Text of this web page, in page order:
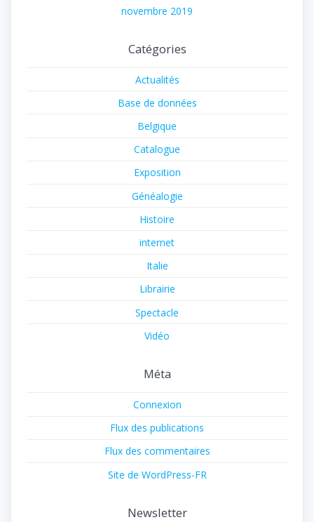
novembre 2019
Catégories
Actualités
Base de données
Belgique
Catalogue
Exposition
Généalogie
Histoire
internet
Italie
Librairie
Spectacle
Vidéo
Méta
Connexion
Flux des publications
Flux des commentaires
Site de WordPress-FR
Newsletter